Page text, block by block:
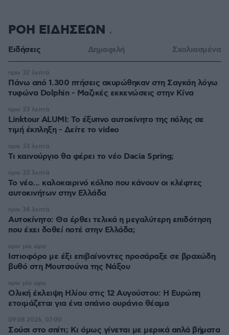
ΡΟΗ ΕΙΔΗΣΕΩΝ
Ειδήσεις Δημοφιλή Σχολιασμένα
Πάνω από 1.300 πτήσεις ακυρώθηκαν στη Σαγκάη λόγω
τυφώνα Dolphin - Μαζικές εκκενώσεις στην Κίνα
πριν 32 λεπτά
Linktour ALUMI: Το έξυπνο αυτοκίνητο της πόλης σε
τιμή έκπληξη - Δείτε το video
πριν 33 λεπτά
Τι καινούργιο θα φέρει το νέο Dacia Spring;
πριν 33 λεπτά
Το νέο... καλοκαιρινό κόλπο που κάνουν οι κλέφτες
αυτοκινήτων στην Ελλάδα
πριν 33 λεπτά
Αυτοκίνητο: Θα έρθει τελικά η μεγαλύτερη επιδότηση
που έχει δοθεί ποτέ στην Ελλάδα;
πριν 34 λεπτά
Ιστιοφόρο με έξι επιβαίνοντες προσάραξε σε βραχώδη
βυθό στη Μουτσούνα της Νάξου
πριν μία ώρα
Ολική έκλειψη Ηλίου στις 12 Αυγούστου: Η Ευρώπη
ετοιμάζεται για ένα σπάνιο ουράνιο θέαμα
πριν μία ώρα
Σούσι στο σπίτι; Κι όμως γίνεται με μερικά απλά βήματα
09.08.2026, 07:00